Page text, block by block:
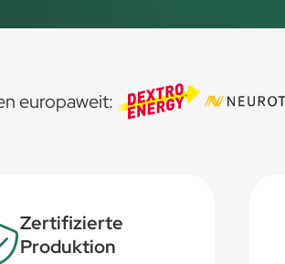
europaweit:
Zertifizierte
Produktion